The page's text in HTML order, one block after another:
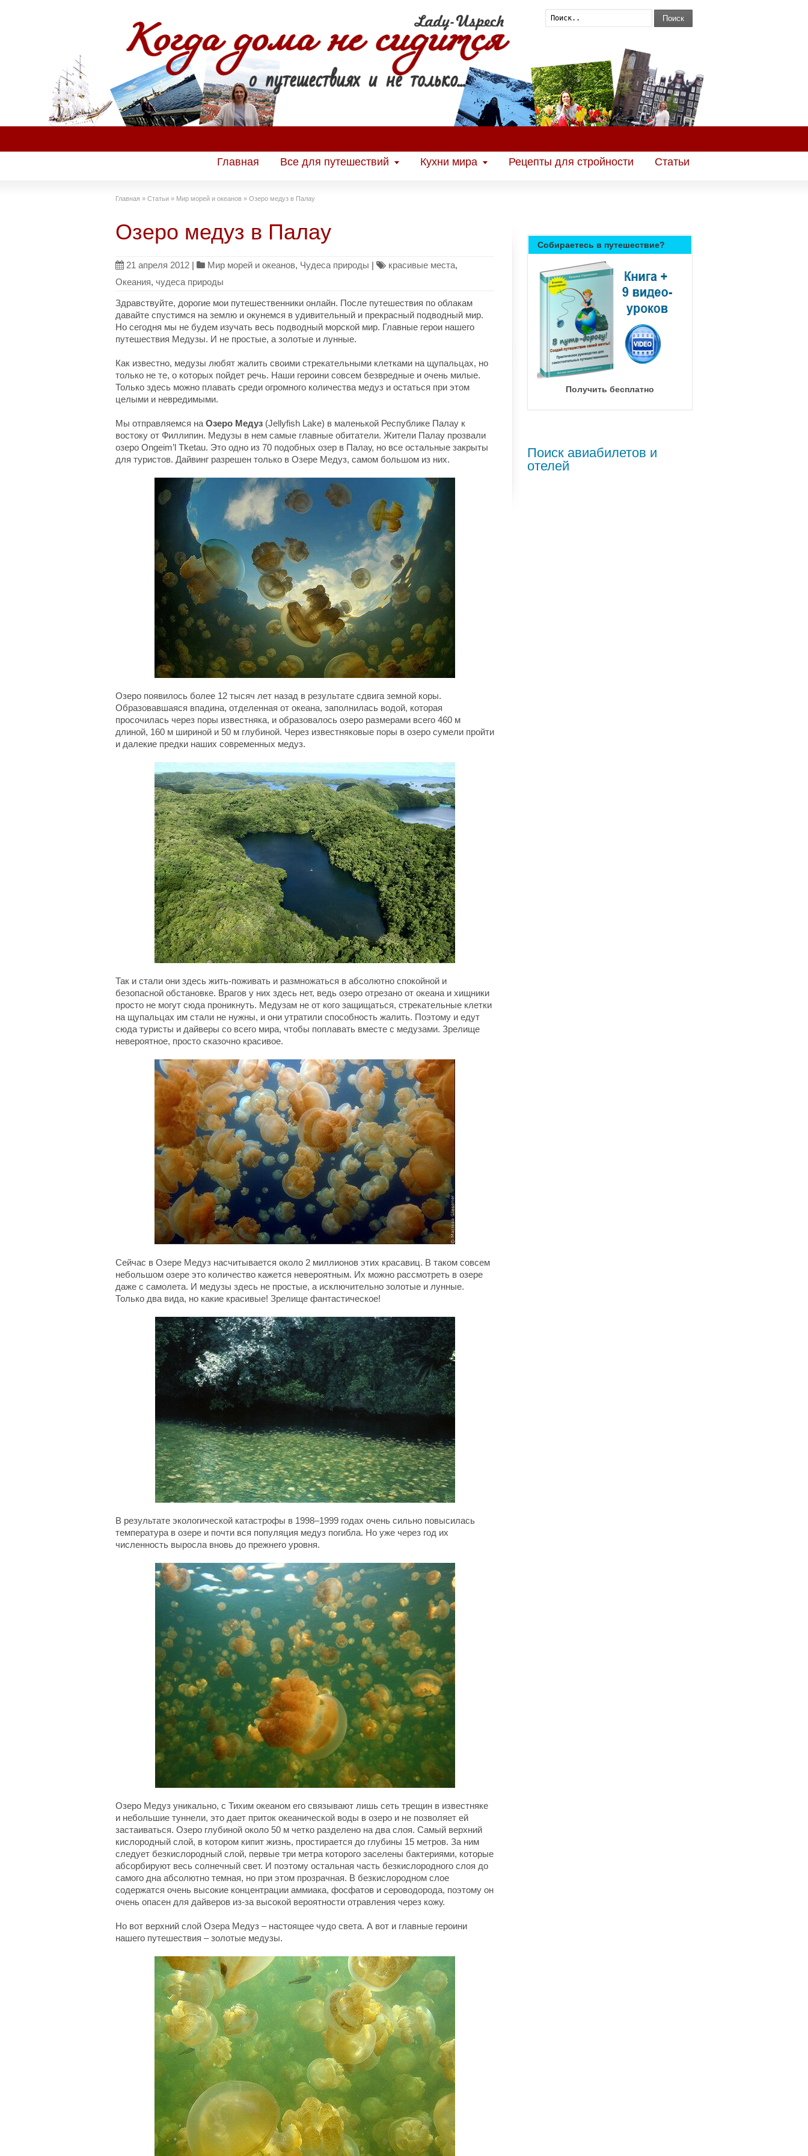
Поиск
Главная Все для путешествий Кухни мира Рецепты для стройности Статьи
Главная » Статьи » Мир морей и океанов » Озеро медуз в Палау
Озеро медуз в Палау
21 апреля 2012 | Мир морей и океанов, Чудеса природы | красивые места,
Океания, чудеса природы
Здравствуйте, дорогие мои путешественники онлайн. После путешествия по облакам
давайте спустимся на землю и окунемся в удивительный и прекрасный подводный мир.
Но сегодня мы не будем изучать весь подводный морской мир. Главные герои нашего
путешествия Медузы. И не простые, а золотые и лунные.
Как известно, медузы любят жалить своими стрекательными клетками на щупальцах, но
только не те, о которых пойдет речь. Наши героини совсем безвредные и очень милые.
Только здесь можно плавать среди огромного количества медуз и остаться при этом
целыми и невредимыми.
Мы отправляемся на Озеро Медуз (Jellyfish Lake) в маленькой Республике Палау к
востоку от Филлипин. Медузы в нем самые главные обитатели. Жители Палау прозвали
озеро Ongeim’l Tketau. Это одно из 70 подобных озер в Палау, но все остальные закрыты
для туристов. Дайвинг разрешен только в Озере Медуз, самом большом из них.
Озеро появилось более 12 тысяч лет назад в результате сдвига земной коры.
Образовавшаяся впадина, отделенная от океана, заполнилась водой, которая
просочилась через поры известняка, и образовалось озеро размерами всего 460 м
длиной, 160 м шириной и 50 м глубиной. Через известняковые поры в озеро сумели пройти
и далекие предки наших современных медуз.
Так и стали они здесь жить-поживать и размножаться в абсолютно спокойной и
безопасной обстановке. Врагов у них здесь нет, ведь озеро отрезано от океана и хищники
просто не могут сюда проникнуть. Медузам не от кого защищаться, стрекательные клетки
на щупальцах им стали не нужны, и они утратили способность жалить. Поэтому и едут
сюда туристы и дайверы со всего мира, чтобы поплавать вместе с медузами. Зрелище
невероятное, просто сказочно красивое.
Сейчас в Озере Медуз насчитывается около 2 миллионов этих красавиц. В таком совсем
небольшом озере это количество кажется невероятным. Их можно рассмотреть в озере
даже с самолета. И медузы здесь не простые, а исключительно золотые и лунные.
Только два вида, но какие красивые! Зрелище фантастическое!
В результате экологической катастрофы в 1998–1999 годах очень сильно повысилась
температура в озере и почти вся популяция медуз погибла. Но уже через год их
численность выросла вновь до прежнего уровня.
Озеро Медуз уникально, с Тихим океаном его связывают лишь сеть трещин в известняке
и небольшие туннели, это дает приток океанической воды в озеро и не позволяет ей
застаиваться. Озеро глубиной около 50 м четко разделено на два слоя. Самый верхний
кислородный слой, в котором кипит жизнь, простирается до глубины 15 метров. За ним
следует безкислородный слой, первые три метра которого заселены бактериями, которые
абсорбируют весь солнечный свет. И поэтому остальная часть безкислородного слоя до
самого дна абсолютно темная, но при этом прозрачная. В безкислородном слое
содержатся очень высокие концентрации аммиака, фосфатов и сероводорода, поэтому он
очень опасен для дайверов из-за высокой вероятности отравления через кожу.
Но вот верхний слой Озера Медуз – настоящее чудо света. А вот и главные героини
нашего путешествия – золотые медузы.
Собираетесь в путешествие?
Получить бесплатно
Поиск авиабилетов и
отелей